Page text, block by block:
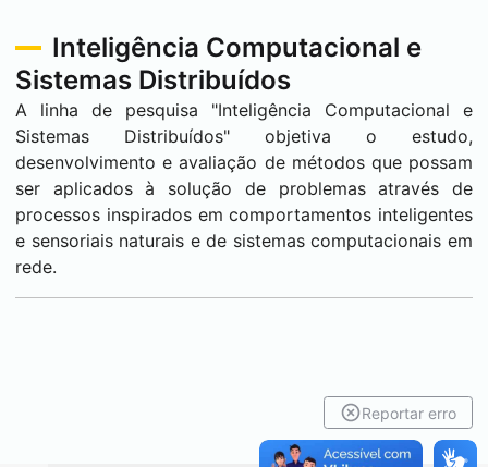
Inteligência Computacional e
Sistemas Distribuídos
A linha de pesquisa "Inteligência Computacional e
Sistemas Distribuídos" objetiva o estudo,
desenvolvimento e avaliação de métodos que possam
ser aplicados à solução de problemas através de
processos inspirados em comportamentos inteligentes
e sensoriais naturais e de sistemas computacionais em
rede.
Reportar erro